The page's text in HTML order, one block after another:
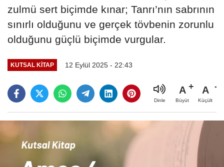
zulmü sert biçimde kınar; Tanrı’nın sabrının
sınırlı olduğunu ve gerçek tövbenin zorunlu
olduğunu güçlü biçimde vurgular.
KUTSAL KITAP 12 Eylül 2025 - 22:43
Dinle
A
Büyüt
A
Küçült